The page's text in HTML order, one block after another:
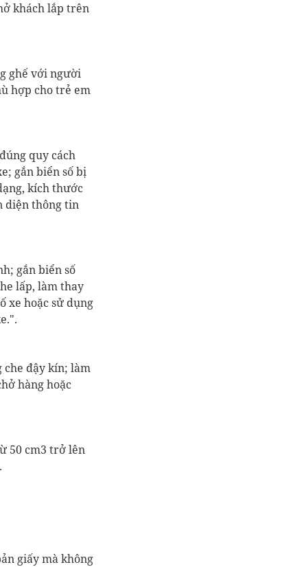
kháchlắp trên
ghế với người
hợp cho trẻ em
quy cách
gắn biển số bị
kích thước
diện thông tin
gắn biển số
lấp, làm thay
xe hoặc sử dụng
.".
che đậy kín; làm
hàng hoặc
50 cm3 trở lên
giấy mà không